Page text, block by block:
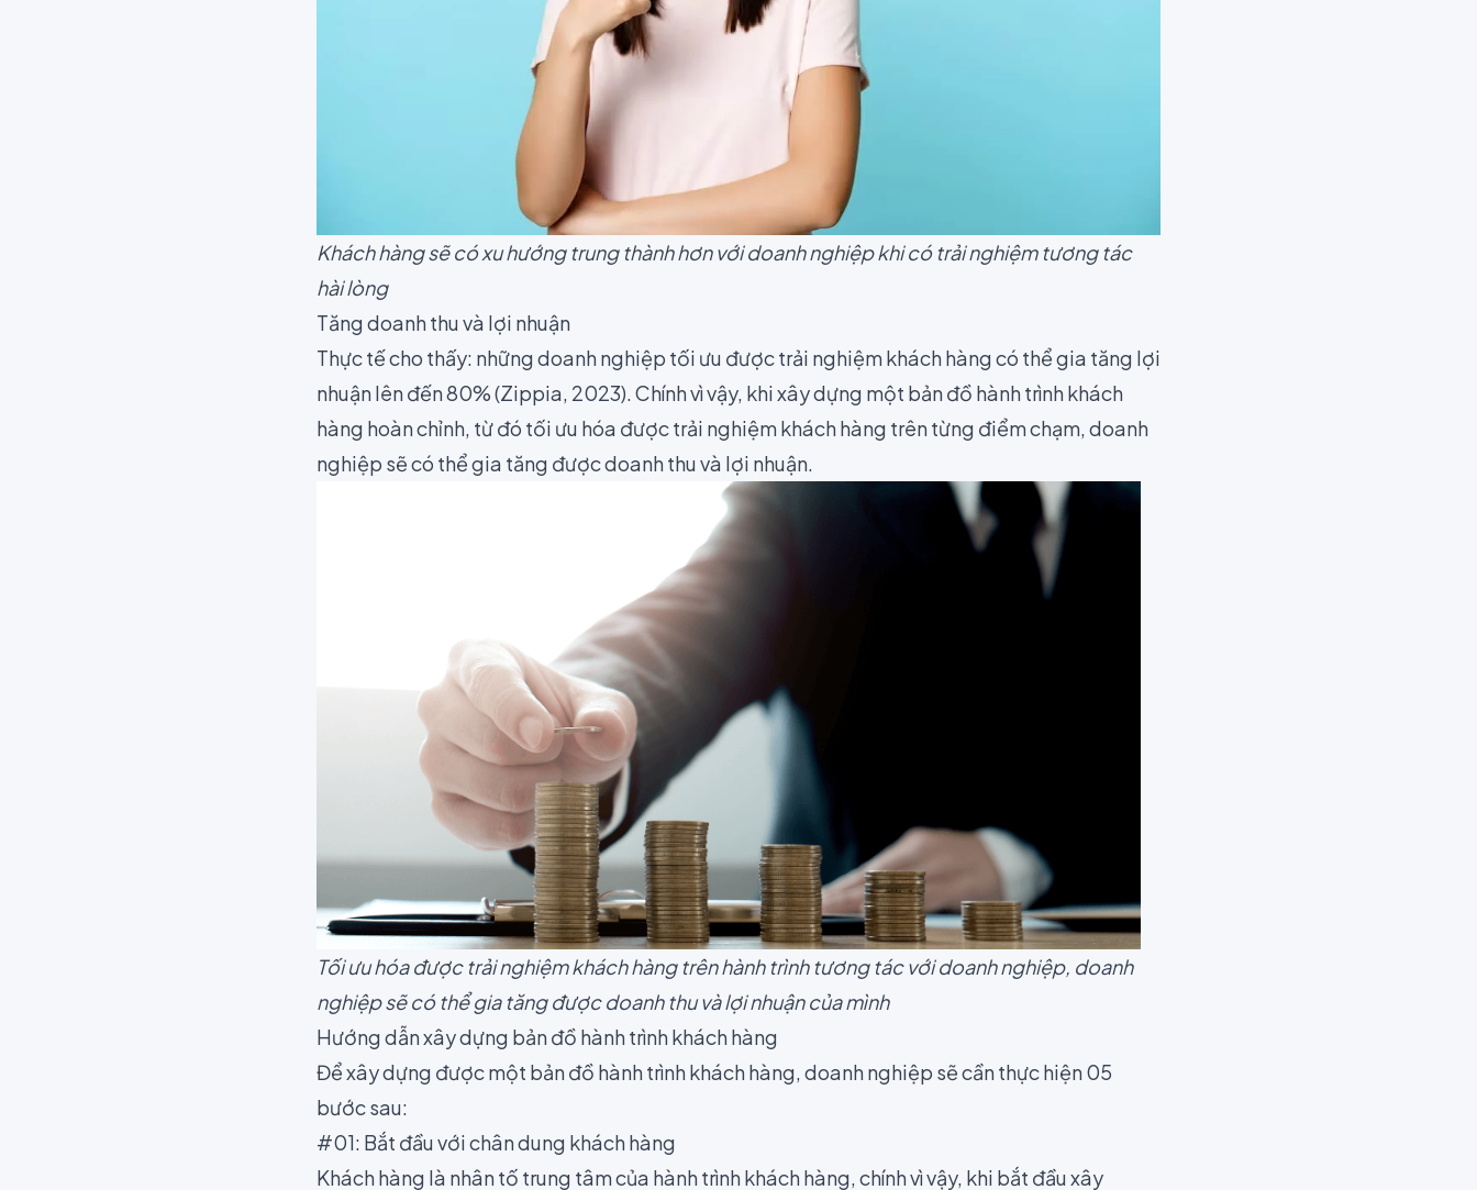
Khách hàng sẽ có xu hướng trung thành hơn với doanh nghiệp khi có trải nghiệm tương tác
hài lòng
Tăng doanh thu và lợi nhuận
Thực tế cho thấy: những doanh nghiệp tối ưu được trải nghiệm khách hàng có thể gia tăng lợi
nhuận lên đến 80% (Zippia, 2023). Chính vì vậy, khi xây dựng một bản đồ hành trình khách
hàng hoàn chỉnh, từ đó tối ưu hóa được trải nghiệm khách hàng trên từng điểm chạm, doanh
nghiệp sẽ có thể gia tăng được doanh thu và lợi nhuận.
Tối ưu hóa được trải nghiệm khách hàng trên hành trình tương tác với doanh nghiệp, doanh
nghiệp sẽ có thể gia tăng được doanh thu và lợi nhuận của mình
Hướng dẫn xây dựng bản đồ hành trình khách hàng
Để xây dựng được một bản đồ hành trình khách hàng, doanh nghiệp sẽ cần thực hiện 05
bước sau:
#01: Bắt đầu với chân dung khách hàng
Khách hàng là nhân tố trung tâm của hành trình khách hàng, chính vì vậy, khi bắt đầu xây